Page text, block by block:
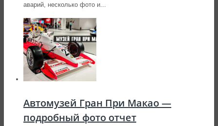
аварий, несколько фото и...
Автомузей Гран При Макао —
подробный фото отчет